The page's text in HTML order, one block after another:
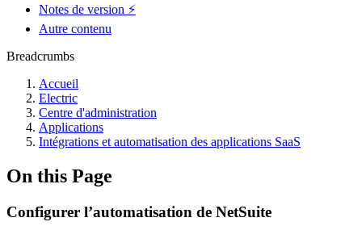
Notes de version ⚡️
Autre contenu
Breadcrumbs
Accueil
Electric
Centre d'administration
Applications
Intégrations et automatisation des applications SaaS
On this Page
Configurer l’automatisation de NetSuite